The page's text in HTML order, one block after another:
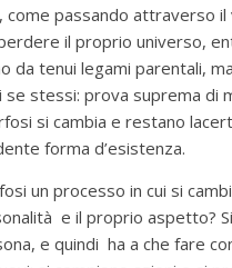
come passando attraverso
il proprio universo,
da tenui legami parentali,
stessi: prova suprema di
si cambia e restano
forma d’esistenza.
un processo in cui si
e il proprio aspetto?
e quindi ha a che fare